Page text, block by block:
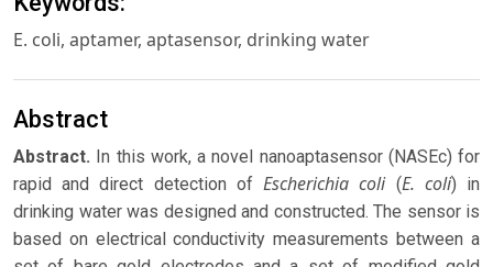
E. coli, aptamer, aptasensor, drinking water
Abstract
Abstract. In this work, a novel nanoaptasensor (NASEc) for
rapid and direct detection ofEscherichia coli(E. coli) in
drinking water was designed and constructed. The sensor is
based on electrical conductivity measurements between a